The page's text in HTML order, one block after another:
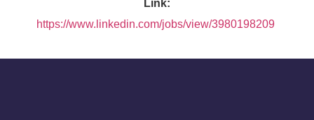
Link:
https://www.linkedin.com/jobs/view/3980198209